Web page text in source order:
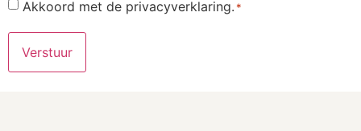
Consent
Akkoord met de privacyverklaring. *